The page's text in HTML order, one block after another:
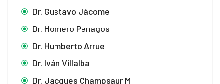
Dr. Gustavo Jácome
Dr. Homero Penagos
Dr. Humberto Arrue
Dr. Iván Villalba
Dr. Jacques Champsaur M